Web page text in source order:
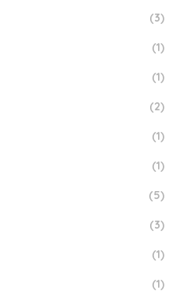
(3)
(1)
(1)
(2)
(1)
(1)
(5)
(3)
(1)
(1)